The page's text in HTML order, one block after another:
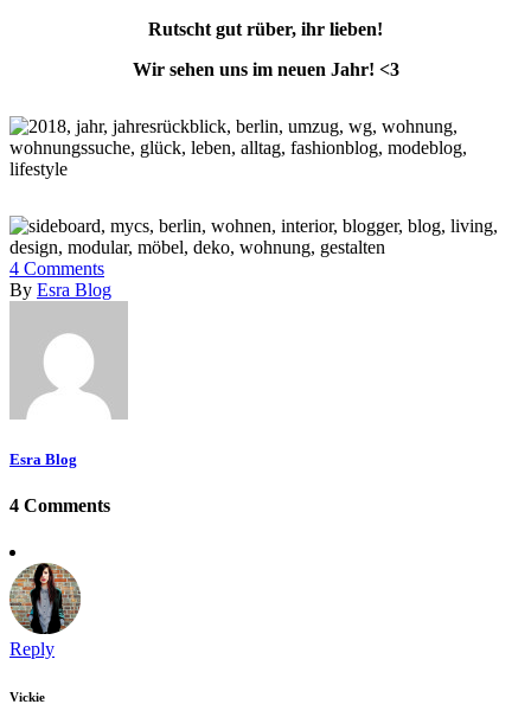
Rutscht gut rüber, ihr lieben!
Wir sehen uns im neuen Jahr! <3
4 Comments
By Esra Blog
Esra Blog
4 Comments
Reply
Vickie